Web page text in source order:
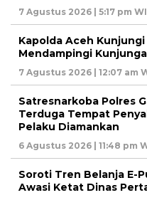
7 Agustus 2026 | 5:17 pm
Kapolda Aceh
Mendampingi
7 Agustus 2026 | 12:07 am
Satresnarkoba Polres
Terduga Tempat
Pelaku Diamankan
6 Agustus 2026 | 11:48 pm
Soroti Tren Belanja E-
Awasi Ketat Dinas